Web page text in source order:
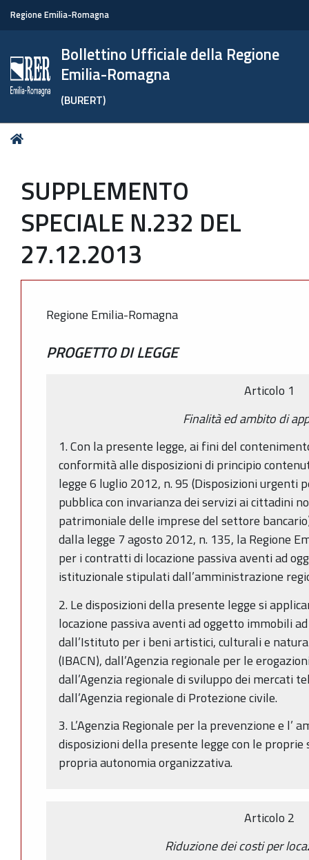
Regione Emilia-Romagna
Bollettino Ufficiale della Regione
Emilia-Romagna
(BURERT)
Tu
SUPPLEMENTO
SPECIALE N.232 DEL
27.12.2013
Regione Emilia-Romagna
PROGETTO DI LEGGE
Articolo 1
Finalità ed ambito di
1. Con la presente legge, ai fini del
conformità alle disposizioni di principio
legge 6 luglio 2012, n. 95 (Disposizioni urgenti
pubblica con invarianza dei servizi ai cittadini
patrimoniale delle imprese del settore
dalla legge 7 agosto 2012, n. 135, la Regione
per i contratti di locazione passiva aventi ad
istituzionale stipulati dall’amministrazione
2. Le disposizioni della presente legge si
locazione passiva aventi ad oggetto immobili
dall’Istituto per i beni artistici, culturali e
(IBACN), dall’Agenzia regionale per le
dall’Agenzia regionale di sviluppo dei mercati
dall’Agenzia regionale di Protezione civile.
3. L’Agenzia Regionale per la prevenzione e l’
disposizioni della presente legge con le
propria autonomia organizzativa.
Articolo 2
Riduzione dei costi per